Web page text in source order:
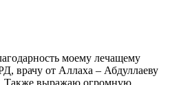
моему лечащему
врачу от Аллаха – Абдуллаеву
Также выражаю огромную